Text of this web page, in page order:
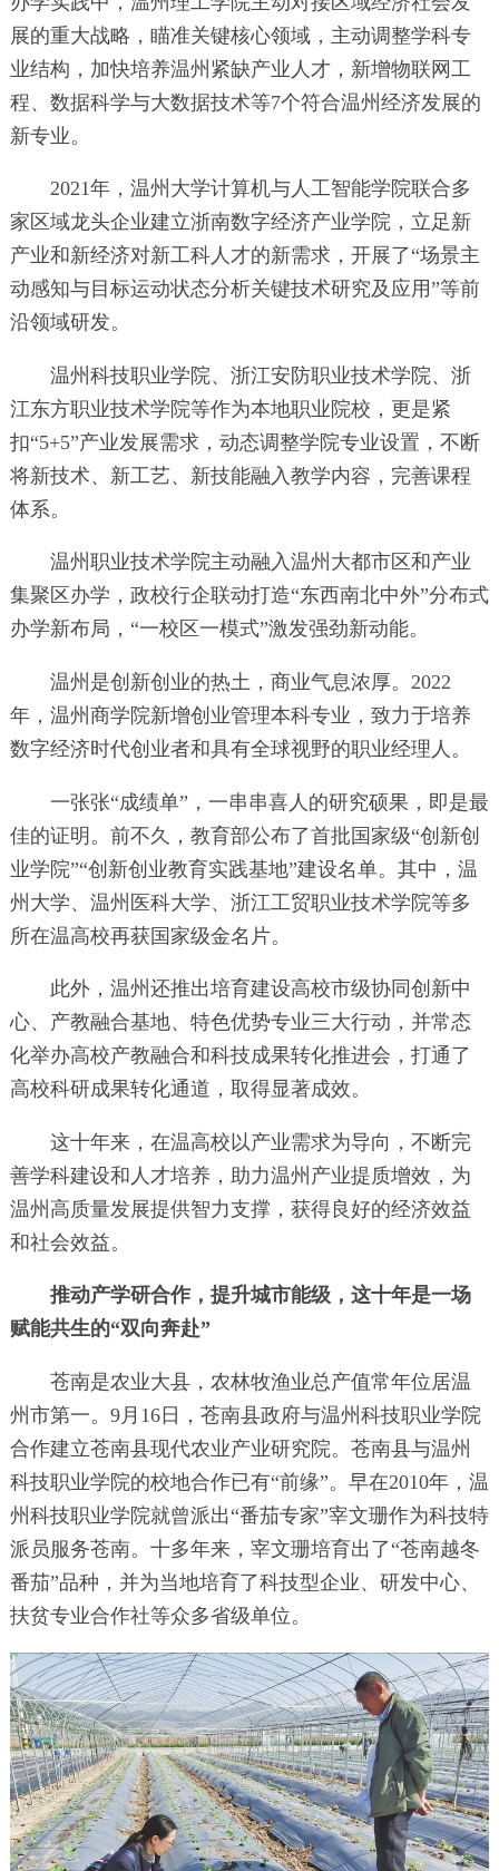
展的重大战略，瞄准关键核心领域，主动调整学科专
业结构，加快培养温州紧缺产业人才，新增物联网工
程、数据科学与大数据技术等7个符合温州经济发展的
新专业。
2021年，温州大学计算机与人工智能学院联合多
家区域龙头企业建立浙南数字经济产业学院，立足新
产业和新经济对新工科人才的新需求，开展了“场景主
动感知与目标运动状态分析关键技术研究及应用”等前
沿领域研发。
温州科技职业学院、浙江安防职业技术学院、浙
江东方职业技术学院等作为本地职业院校，更是紧
扣“5+5”产业发展需求，动态调整学院专业设置，不断
将新技术、新工艺、新技能融入教学内容，完善课程
体系。
温州职业技术学院主动融入温州大都市区和产业
集聚区办学，政校行企联动打造“东西南北中外”分布式
办学新布局，“一校区一模式”激发强劲新动能。
温州是创新创业的热土，商业气息浓厚。2022
年，温州商学院新增创业管理本科专业，致力于培养
数字经济时代创业者和具有全球视野的职业经理人。
一张张“成绩单”，一串串喜人的研究硕果，即是最
佳的证明。前不久，教育部公布了首批国家级“创新创
业学院”“创新创业教育实践基地”建设名单。其中，温
州大学、温州医科大学、浙江工贸职业技术学院等多
所在温高校再获国家级金名片。
此外，温州还推出培育建设高校市级协同创新中
心、产教融合基地、特色优势专业三大行动，并常态
化举办高校产教融合和科技成果转化推进会，打通了
高校科研成果转化通道，取得显著成效。
这十年来，在温高校以产业需求为导向，不断完
善学科建设和人才培养，助力温州产业提质增效，为
温州高质量发展提供智力支撑，获得良好的经济效益
和社会效益。
推动产学研合作，提升城市能级，这十年是一场
赋能共生的“双向奔赴”
苍南是农业大县，农林牧渔业总产值常年位居温
州市第一。9月16日，苍南县政府与温州科技职业学院
合作建立苍南县现代农业产业研究院。苍南县与温州
科技职业学院的校地合作已有“前缘”。早在2010年，温
州科技职业学院就曾派出“番茄专家”宰文珊作为科技特
派员服务苍南。十多年来，宰文珊培育出了“苍南越冬
番茄”品种，并为当地培育了科技型企业、研发中心、
扶贫专业合作社等众多省级单位。